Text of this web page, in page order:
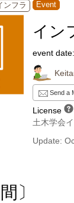
ンフラ Event
イン
event
Send a
License
土木学会
Update:
〕